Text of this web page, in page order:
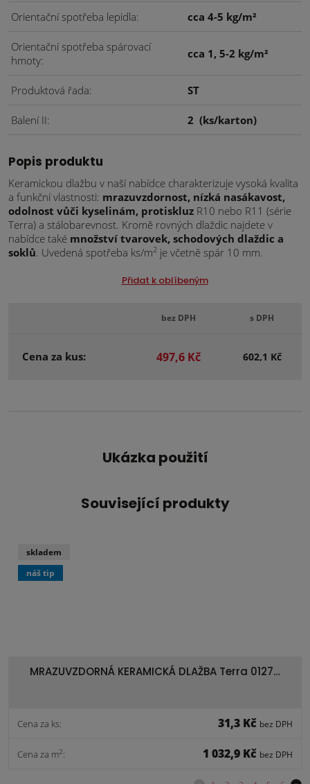
Orientační spotřeba lepidla cca 4-5 kg/m²
Orientační spotřeba spárovací
hmoty
cca 1, 5-2 kg/m²
Produktová řada ST
Balení II 2 (ks/karton)
Popis produktu
Keramickou dlažbu v naší nabídce charakterizuje vysoká kvalita
a funkční vlastnosti: mrazuvzdornost, nízká nasákavost,
odolnost vůči kyselinám, protiskluz R10 nebo R11 (série
Terra) a stálobarevnost. Kromě rovných dlaždic najdete v
nabídce také množství tvarovek, schodových dlaždic a
soklů. Uvedená spotřeba ks/m2 je včetně spár 10 mm.
Přidat k oblíbeným
bez DPH s DPH
Cena za kus: 497,6 Kč 602,1 Kč
Ukázka použití
Související produkty
MRAZUVZDORNÁ KERAMICKÁ DLAŽBA Terra 0127…
Cena za ks: 31,3 Kč bez DPH
Cena za m2: 1 032,9 Kč bez DPH
skladem
náš tip